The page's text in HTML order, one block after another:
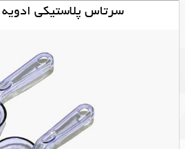
سرتاس پلاستیکی ادویه